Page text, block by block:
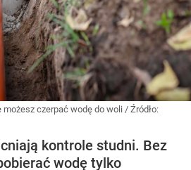
możesz czerpać wodę do woli / Źródło:
kontrole studni. Bez
wodę tylko